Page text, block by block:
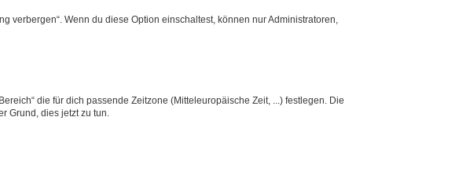
Wenn du diese Option einschaltest, können nur Administratoren,
die für dich passende Zeitzone (Mitteleuropäische Zeit, ...) festlegen. Die
Grund, dies jetzt zu tun.